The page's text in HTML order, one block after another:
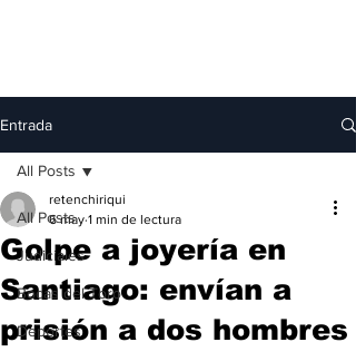
Entrada
All Posts
Judiciales
Bocas del Toro
Deportes
All Posts
Golpe a joyería en
Santiago: envían a
prisión a dos hombres
retenchiriqui
6 may 1 min de lectura